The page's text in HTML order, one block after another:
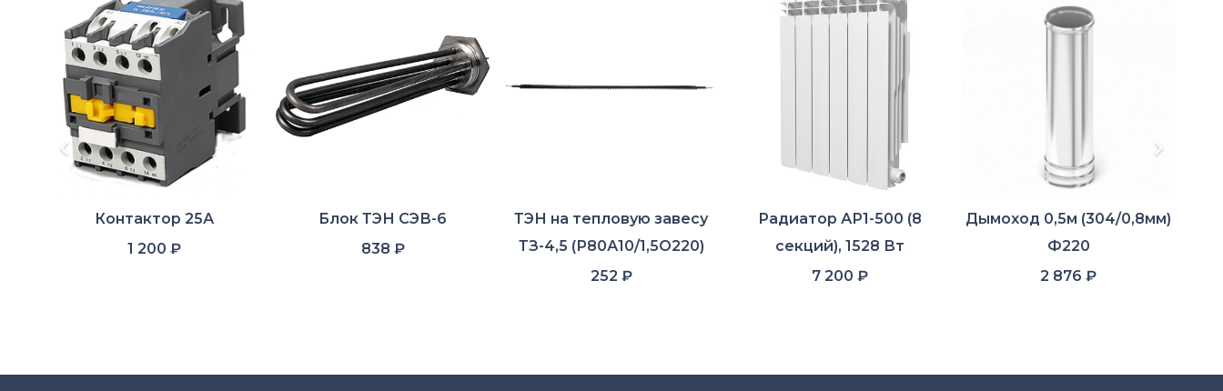
Контактор 25А
1 200₽
Блок ТЭН СЭВ-6
838 ₽
ТЭН на тепловую завесу
ТЗ-4,5 (Р80А10/1,5О220)
252 ₽
Радиатор АР1-500 (8
секций), 1528 Вт
7 200₽
Дымоход 0,5м (304/0,8мм)
Ф220
2 876₽